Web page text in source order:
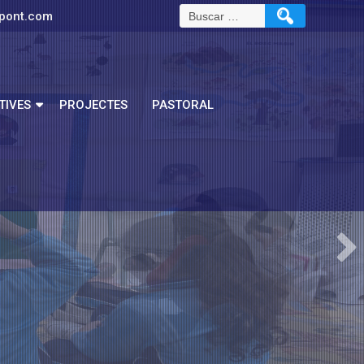
PROJECTES PASTORAL